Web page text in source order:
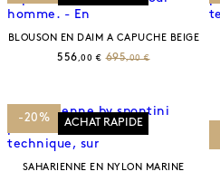
BLOUSON EN DAIM A CAPUCHE BEIGE
556 ,00 € 695,00 €
-20% ACHAT RAPIDE
SAHARIENNE EN NYLON MARINE